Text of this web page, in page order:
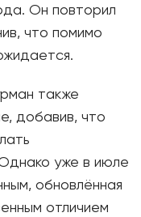
Он повторил
что помимо
также
добавив, что
уже в июле
обновлённая
отличием